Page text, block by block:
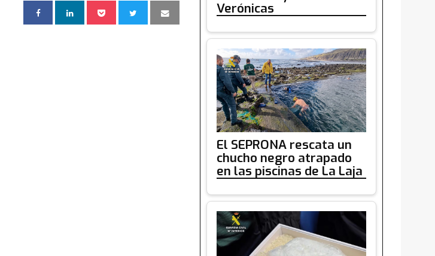
Verónicas
El SEPRONA rescata un
chucho negro atrapado
en las piscinas de La Laja